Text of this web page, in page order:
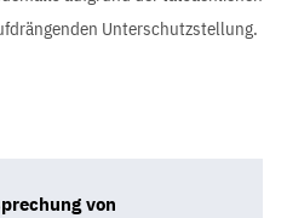
Unterschutzstellung.
von